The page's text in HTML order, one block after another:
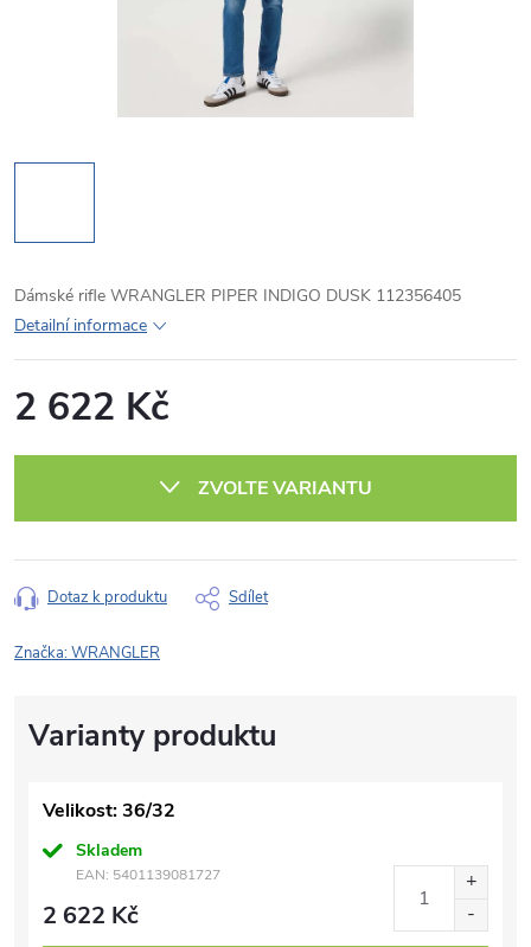
Dámské rifle WRANGLER PIPER INDIGO DUSK 112356405
Detailní informace
2 622 Kč
ZVOLTE VARIANTU
Dotaz k produktu Sdílet
Značka:WRANGLER
Velikost: 36/32
Skladem
EAN: 5401139081727
2 622 Kč